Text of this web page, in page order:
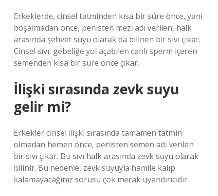
Erkeklerde, cinsel tatminden kısa bir süre önce, yani
boşalmadan önce, penisten mezi adı verilen, halk
arasında şehvet suyu olarak da bilinen bir sıvı çıkar.
Cinsel sıvı, gebeliğe yol açabilen canlı sperm içeren
semenden kısa bir süre önce çıkar.
İlişki sırasında zevk suyu
gelir mi?
Erkekler cinsel ilişki sırasında tamamen tatmin
olmadan hemen önce, penisten semen adı verilen
bir sıvı çıkar. Bu sıvı halk arasında zevk suyu olarak
bilinir. Bu nedenle, zevk suyuyla hamile kalıp
kalamayacağınız sorusu çok merak uyandırıcıdır.